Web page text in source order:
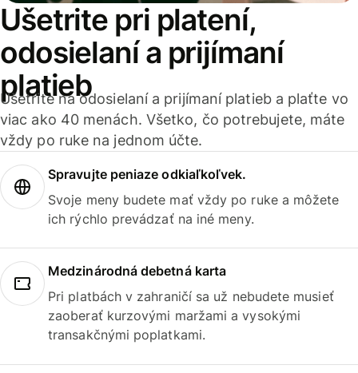
Ušetrite pri platení,
odosielaní a prijímaní
platieb
Ušetrite na odosielaní a prijímaní platieb a plaťte vo
viac ako 40 menách. Všetko, čo potrebujete, máte
vždy po ruke na jednom účte.
Spravujte peniaze odkiaľkoľvek.
Svoje meny budete mať vždy po ruke a môžete
ich rýchlo prevádzať na iné meny.
Medzinárodná debetná karta
Pri platbách v zahraničí sa už nebudete musieť
zaoberať kurzovými maržami a vysokými
transakčnými poplatkami.